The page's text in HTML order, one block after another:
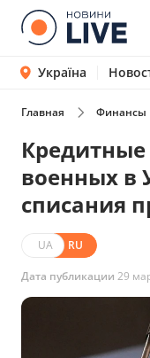
Україна
Главная Финансы
военных в
списания
UA RU
Дата публикации 29